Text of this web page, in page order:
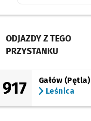
ODJAZDY Z TEGO
PRZYSTANKU
917
Gałów (Pętla)
Leśnica